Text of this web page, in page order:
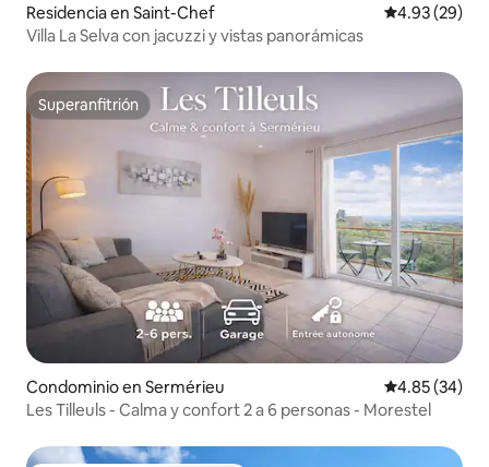
Residencia en Saint-Chef Calificación
4.93 (29)
Villa La Selva con jacuzzi y vistas panorámicas
Superanfitrión
Superanfitrión
Condominio en Sermérieu Calificación
4.85 (34)
Les Tilleuls - Calma y confort 2 a 6 personas - Morestel